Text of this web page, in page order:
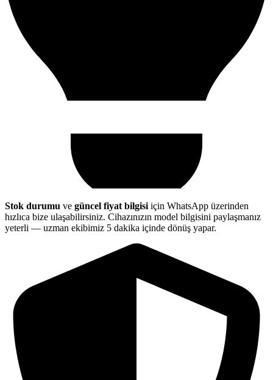
Stok durumu ve güncel fiyat bilgisi için WhatsApp üzerinden
hızlıca bize ulaşabilirsiniz. Cihazınızın model bilgisini paylaşmanız
yeterli — uzman ekibimiz 5 dakika içinde dönüş yapar.